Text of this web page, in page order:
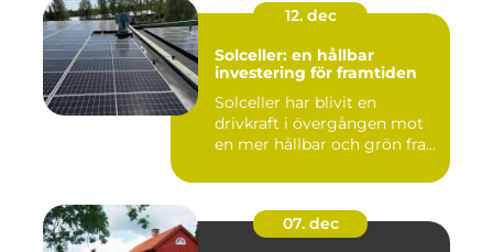
12. dec
Solceller: en hållbar
investering för framtiden
Solceller har blivit en
drivkraft i övergången mot
en mer hållbar och grön fra...
07. dec